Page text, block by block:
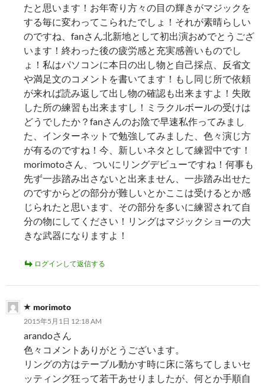
たと思います！お年寄り方々の目の輝きがマジックを
する毎に変わってこられたでしょ！それが素晴らしい
のですね、fanさん北新地として初出演おめでとうござ
います！終わった後の疲労感と充実感善いものでし
ょ！私はパソコンに本日の出し物と自己採点、反省文
や満足文のコメントを書いてます！もし同じ所で依頼
が来れば読み返して出し物の確認も出来ますよ！失敗
した所の練習も出来ますし！ミラクルボールの受けは
どうでしたか？fanさんのお陰で早速私作ってみまし
た、インターネットで勉強してみました、色々演じ方
が有るのですね！今、新しいネタとして練習中です！
morimotoさん、ついにリングデビューですね！何事も
先ず一歩踏み出さないと出来ません、一歩踏み出せた
のですからどの部分が難しいとかここは受けるとか感
じられたと思います、その部分を多いに練習されて自
分の物にしてください！リングはマジックショーの大
きな武器になりますよ！
ログインして返信する
morimoto
2015年5月1日 12:18 AM
arandoさん
色々コメントありがとうございます。
リングの方はテーブル動かす時に床に落ちてしまいセ
ッティング狂って若干あせりましたが、何とか手順自